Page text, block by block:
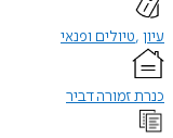
עיון טיולים ופנאי
כנרת זמורה דביר